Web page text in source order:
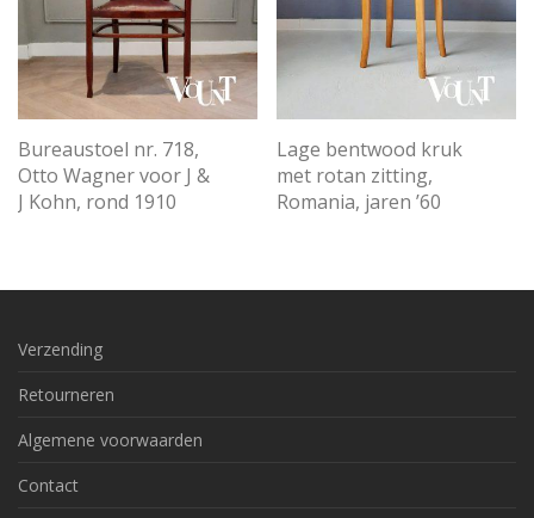
Bureaustoel nr. 718,
Otto Wagner voor J &
J Kohn, rond 1910
Lage bentwood kruk
met rotan zitting,
Romania, jaren ’60
Verzending
Retourneren
Algemene voorwaarden
Contact